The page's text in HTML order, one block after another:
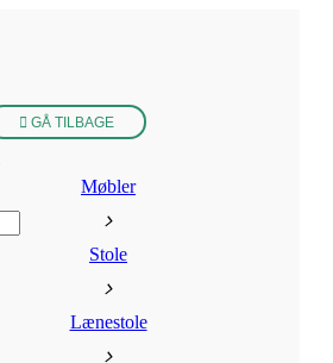
GÅ TILBAGE
Møbler
Stole
Lænestole